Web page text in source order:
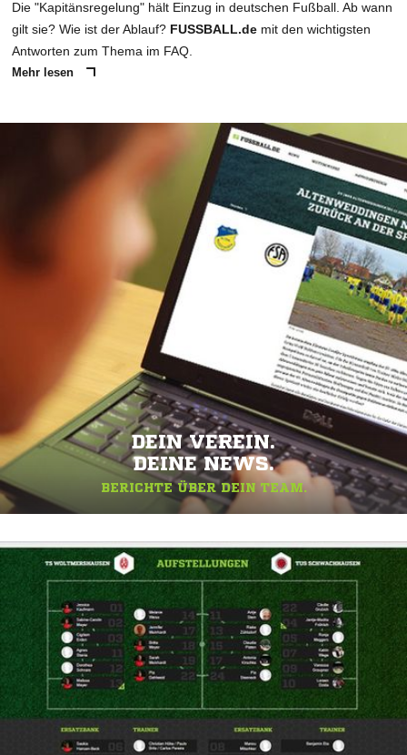
Die "Kapitänsregelung" hält Einzug in deutschen Fußball. Ab wann
gilt sie? Wie ist der Ablauf? FUSSBALL.de mit den wichtigsten
Antworten zum Thema im FAQ.
Mehr lesen
DEIN VEREIN.
DEINE NEWS.
BERICHTE ÜBER DEIN TEAM.